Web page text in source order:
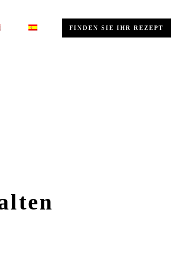
FINDEN SIE IHR REZEPT